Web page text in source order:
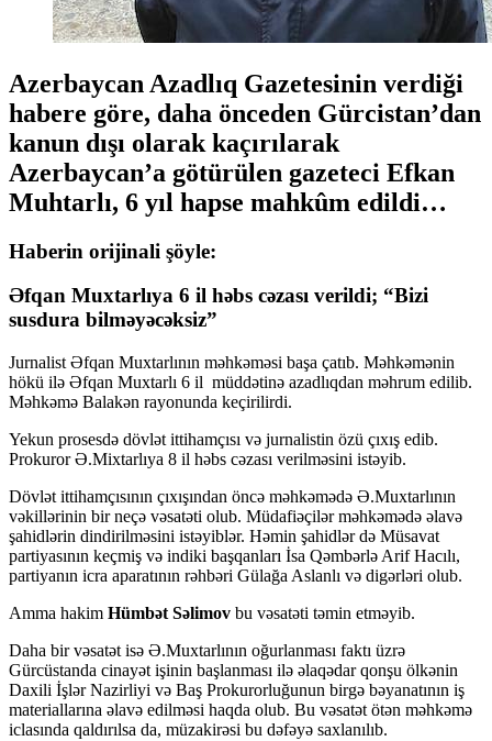
Azerbaycan Azadlıq Gazetesinin verdiği
habere göre, daha önceden Gürcistan’dan
kanun dışı olarak kaçırılarak
Azerbaycan’a götürülen gazeteci Efkan
Muhtarlı, 6 yıl hapse mahkûm edildi…
Haberin orijinali şöyle:
Əfqan Muxtarlıya 6 il həbs cəzası verildi; “Bizi
susdura bilmәyәcәksiz”
Jurnalist Әfqan Muxtarlının mәhkәmәsi başa çatıb. Məhkəmənin
hökü ilə Əfqan Muxtarlı 6 il müddətinə azadlıqdan məhrum edilib.
Mәhkәmә Balakәn rayonunda keçirilirdi.
Yekun prosesdә dövlәt ittihamçısı vә jurnalistin özü çıxış edib.
Prokuror Ә.Mixtarlıya 8 il hәbs cәzası verilmәsini istәyib.
Dövlət ittihamçısının çıxışından öncə məhkəmədə Ə.Muxtarlının
vəkillərinin bir neçə vəsatəti olub. Müdafiəçilər məhkəmədə əlavə
şahidlərin dindirilməsini istəyiblər. Həmin şahidlər də Müsavat
partiyasının keçmiş və indiki başqanları İsa Qəmbərlə Arif Hacılı,
partiyanın icra aparatının rəhbəri Gülağa Aslanlı və digərləri olub.
Amma hakim Hümbət Səlimov bu vəsatəti təmin etməyib.
Daha bir vəsatət isə Ə.Muxtarlının oğurlanması faktı üzrə
Gürcüstanda cinayət işinin başlanması ilə əlaqədar qonşu ölkənin
Daxili İşlər Nazirliyi və Baş Prokurorluğunun birgə bəyanatının iş
materiallarına əlavə edilməsi haqda olub. Bu vəsatət ötən məhkəmə
iclasında qaldırılsa da, müzakirəsi bu dəfəyə saxlanılıb.